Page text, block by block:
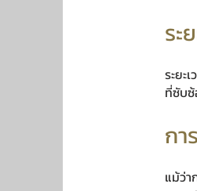
ระ
ระยะ
ที่ซับ
กา
แม้ว่